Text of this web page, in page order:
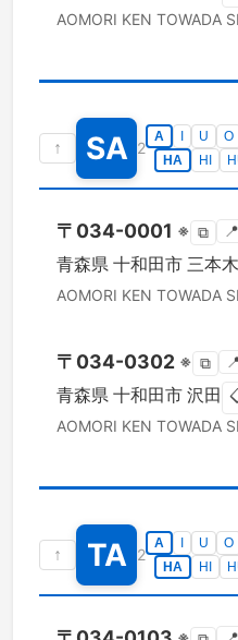
AOMORI KEN TOWADA
↑ SA 2
A U O
HA
HI
〒 034-0001 ※ ⧉ 📍
青森県 十和田市 三本木
AOMORI KEN TOWADA
〒 034-0302 ※ ⧉
青森県 十和田市 沢田
AOMORI KEN TOWADA
↑ TA 2
A U O
HA
HI